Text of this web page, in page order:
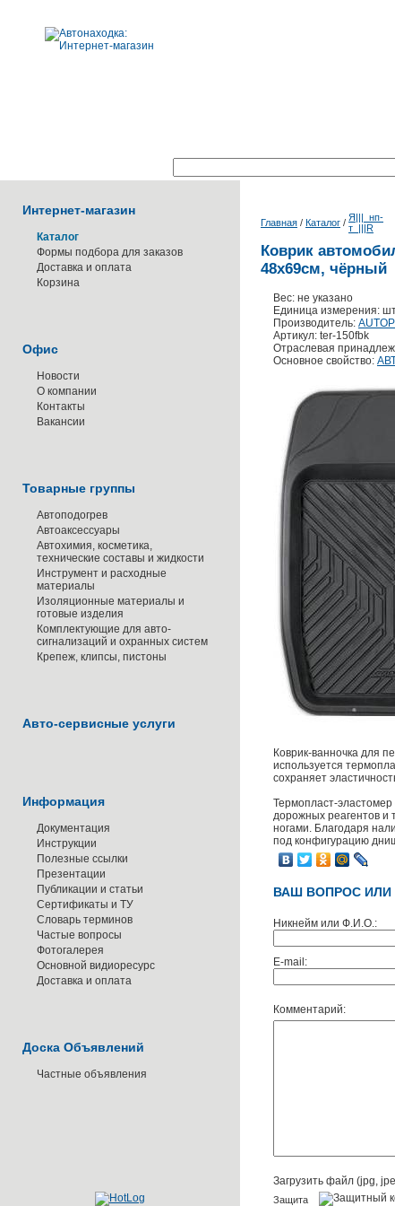
Интернет-магазин
Каталог
Формы подбора для заказов
Доставка и оплата
Корзина
Офис
Новости
О компании
Контакты
Вакансии
Товарные группы
Автоподогрев
Автоаксессуары
Автохимия, косметика,
технические составы и жидкости
Инструмент и расходные
материалы
Изоляционные материалы и
готовые изделия
Комплектующие для авто-
сигнализаций и охранных систем
Крепеж, клипсы, пистоны
Авто-сервисные услуги
Информация
Документация
Инструкции
Полезные ссылки
Презентации
Публикации и статьи
Сертификаты и ТУ
Словарь терминов
Частые вопросы
Фотогалерея
Основной видиоресурс
Доставка и оплата
Доска Объявлений
Частные объявления
Главная / Каталог / Я|||_нп-
т_|||R
Коврик
48х69см, чёрный
Вес: не указано
Единица измерения:
Производитель:
Артикул: ter-150fbk
Отраслевая
Основное свойство:
Коврик-ванночка для
используется
сохраняет
Термопласт-эластомер
дорожных реагентов и
ногами. Благодаря
под конфигурацию
ВАШ ВОПРОС ИЛИ
Никнейм или Ф.И.О.:
E-mail:
Комментарий:
Загрузить файл (jpg,
Защита